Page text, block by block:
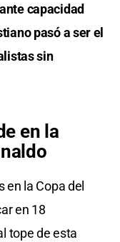
capacidad
pasó a ser el
sin
en la
en la Copa del
en 18
tope de esta